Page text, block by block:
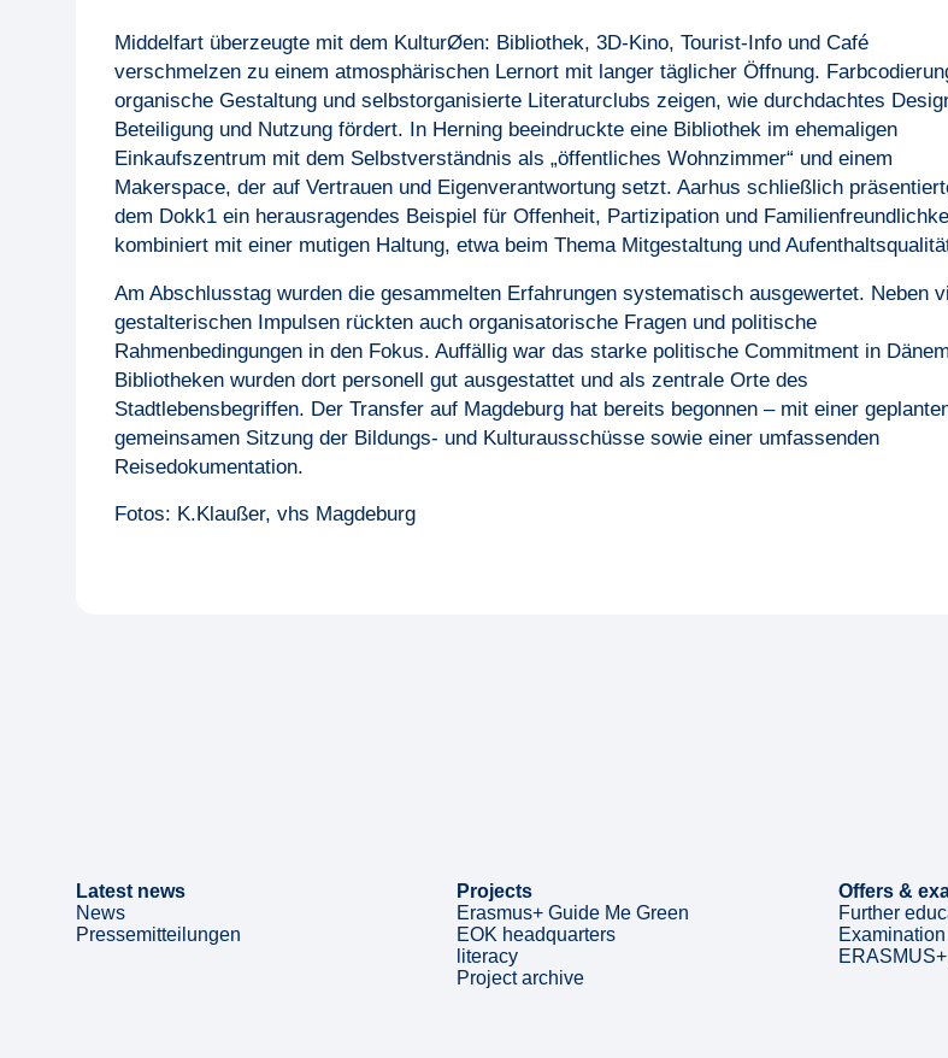
Middelfart überzeugte mit dem KulturØen: Bibliothek, 3D-Kino, Tourist-Info und Café
verschmelzen zu einem atmosphärischen Lernort mit langer täglicher Öffnung.
organische Gestaltung und selbstorganisierte Literaturclubs zeigen, wie durchdachtes
Beteiligung und Nutzung fördert. In Herning beeindruckte eine Bibliothek im ehemaligen
Einkaufszentrum mit dem Selbstverständnis als „öffentliches Wohnzimmer“ und einem
Makerspace, der auf Vertrauen und Eigenverantwortung setzt. Aarhus schließlich
dem Dokk1 ein herausragendes Beispiel für Offenheit, Partizipation und
kombiniert mit einer mutigen Haltung, etwa beim Thema Mitgestaltung und
Am Abschlusstag wurden die gesammelten Erfahrungen systematisch ausgewertet. Neben
gestalterischen Impulsen rückten auch organisatorische Fragen und politische
Rahmenbedingungen in den Fokus. Auffällig war das starke politische Commitment in
Bibliotheken wurden dort personell gut ausgestattet und als zentrale Orte des
Stadtlebensbegriffen. Der Transfer auf Magdeburg hat bereits begonnen – mit einer
gemeinsamen Sitzung der Bildungs- und Kulturausschüsse sowie einer umfassenden
Reisedokumentation.
Fotos: K.Klaußer, vhs Magdeburg
Latest news
News
Pressemitteilungen
Projects
Erasmus+ Guide Me Green
EOK headquarters
literacy
Project archive
Offers &
Further